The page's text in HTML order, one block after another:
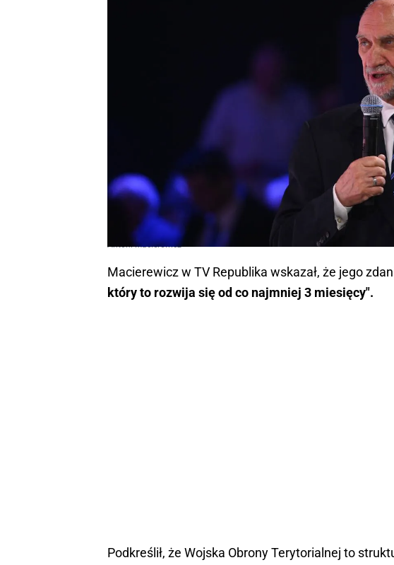
Antoni Macierewicz
Macierewicz w TV Republika wskazał, że jego
który to rozwija się od co najmniej 3 miesięcy".
Podkreślił, że Wojska Obrony Terytorialnej to